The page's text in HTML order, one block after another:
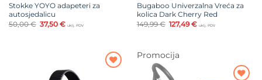
Stokke YOYO adapeteri za
autosjedalicu
50,00€ Izvorna
cijena
37,50€Trenutna
cijena
uklj. PDV
Bugaboo Univerzalna Vreća za
kolica Dark Cherry Red
149,99€ Izvorna
cijena
149,99 €.
127,49€Trenutna
cijena
uklj. PDV
Promocija